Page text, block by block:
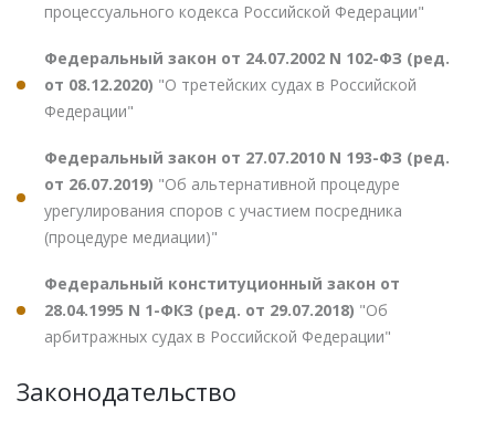
процессуального кодекса Российской Федерации"
Федеральный закон от 24.07.2002 N 102-ФЗ (ред.
от 08.12.2020) "О третейских судах в Российской
Федерации"
Федеральный закон от 27.07.2010 N 193-ФЗ (ред.
от 26.07.2019) "Об альтернативной процедуре
урегулирования споров с участием посредника
(процедуре медиации)"
Федеральный конституционный закон от
28.04.1995 N 1-ФКЗ (ред. от 29.07.2018) "Об
арбитражных судах в Российской Федерации"
Законодательство